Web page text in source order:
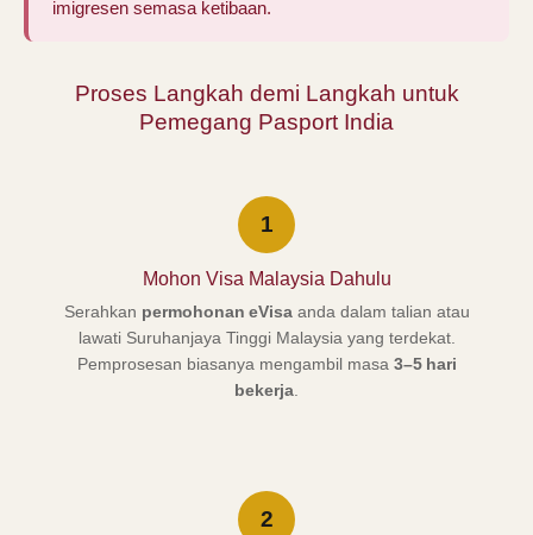
imigresen semasa ketibaan.
Proses Langkah demi Langkah untuk
Pemegang Pasport India
1
Mohon Visa Malaysia Dahulu
Serahkan permohonan eVisaanda dalam talian atau
lawati Suruhanjaya Tinggi Malaysia yang terdekat.
Pemprosesan biasanya mengambil masa 3–5 hari
bekerja.
2